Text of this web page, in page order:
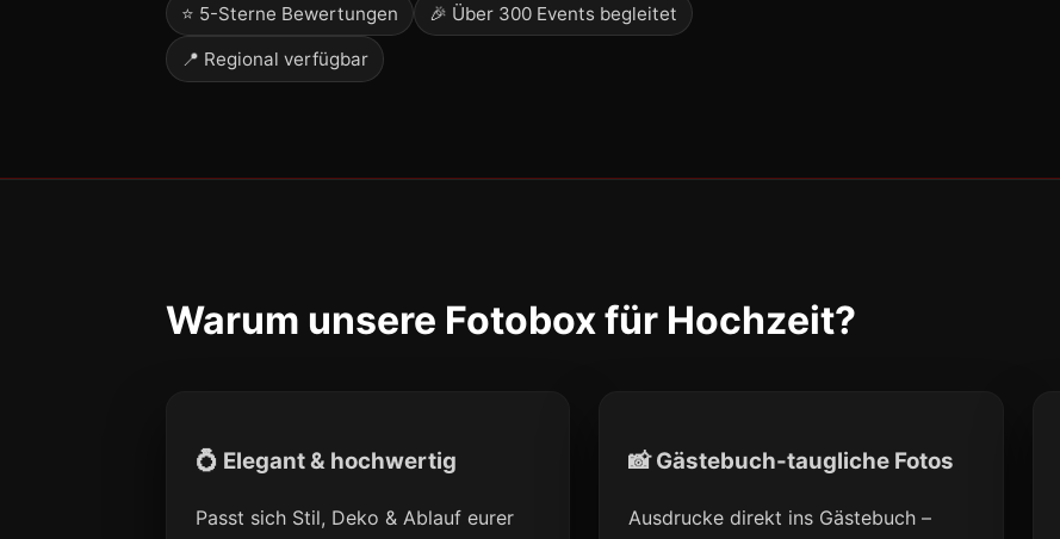
⭐ 5-Sterne Bewertungen 🎉 Über 300 Events begleitet
📍 Regional verfügbar
Warum unsere Fotobox für Hochzeit?
💍 Elegant & hochwertig
Passt sich Stil, Deko & Ablauf eurer
📸 Gästebuch-taugliche Fotos
Ausdrucke direkt ins Gästebuch –